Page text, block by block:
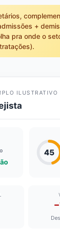
+
pra onde o
ILUSTRATIVO
45